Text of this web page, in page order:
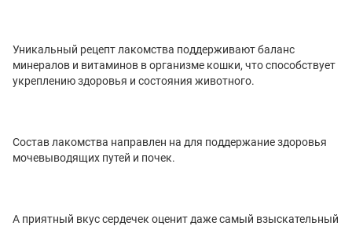
Уникальный рецепт лакомства поддерживают баланс
минералов и витаминов в организме кошки, что способствует
укреплению здоровья и состояния животного.
Состав лакомства направлен на для поддержание здоровья
мочевыводящих путей и почек.
А приятный вкус сердечек оценит даже самый взыскательный